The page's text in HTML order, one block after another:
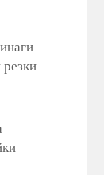
резки